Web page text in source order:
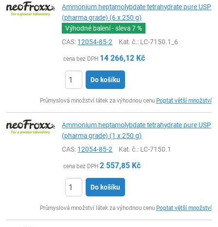
Ammonium heptamolybdate tetrahydrate pure USP
(pharma grade) (6 x 250 g)
Výhodné balení - sleva7 %
CAS: 12054-85-2 Kat. č.: LC-7150.1_6
cena bez DPH 14 266,12 Kč
Do košíku
Průmyslová množství látek za výhodnou cenu Poptat větší množství
Ammonium heptamolybdate tetrahydrate pure USP
(pharma grade) (1 x 250 g)
CAS: 12054-85-2 Kat. č.: LC-7150.1
cena bez DPH 2 557,85 Kč
Do košíku
Průmyslová množství látek za výhodnou cenu Poptat větší množství